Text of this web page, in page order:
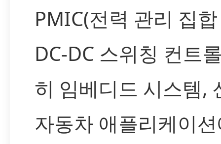
PMIC(전력 관리 집
DC-DC 스위칭 컨트
히 임베디드 시스템,
자동차 애플리케이